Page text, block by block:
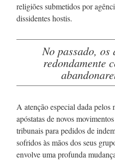
religiões submetidos por
dissidentes hostis.
No passado, os
redondamente
A atenção especial dada pelos
apóstatas de novos
tribunais para pedidos de
sofridos às mãos dos seus
envolve uma profunda